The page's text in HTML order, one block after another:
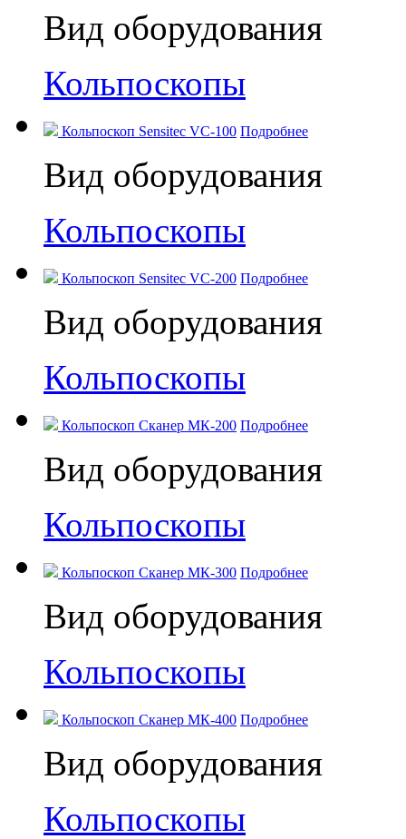
Вид оборудования
Кольпоскопы
Кольпоскоп Sensitec VC-100 Подробнее
Вид оборудования
Кольпоскопы
Кольпоскоп Sensitec VC-200 Подробнее
Вид оборудования
Кольпоскопы
Кольпоскоп Сканер МК-200 Подробнее
Вид оборудования
Кольпоскопы
Кольпоскоп Сканер МК-300 Подробнее
Вид оборудования
Кольпоскопы
Кольпоскоп Сканер МК-400 Подробнее
Вид оборудования
Кольпоскопы